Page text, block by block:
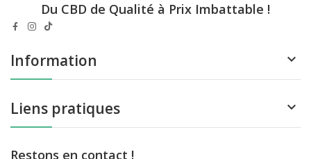
Du CBD de Qualité à Prix Imbattable !
Information 
Liens pratiques 
Restons en contact !